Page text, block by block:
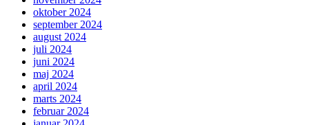
oktober 2024
september 2024
august 2024
juli 2024
juni 2024
maj 2024
april 2024
marts 2024
februar 2024